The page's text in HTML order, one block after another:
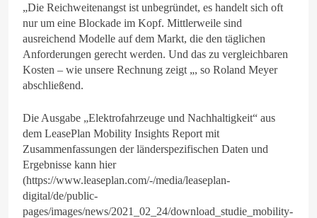
„Die Reichweitenangst ist unbegründet, es handelt sich oft
nur um eine Blockade im Kopf. Mittlerweile sind
ausreichend Modelle auf dem Markt, die den täglichen
Anforderungen gerecht werden. Und das zu vergleichbaren
Kosten – wie unsere Rechnung zeigt „, so Roland Meyer
abschließend.
Die Ausgabe „Elektrofahrzeuge und Nachhaltigkeit“ aus
dem LeasePlan Mobility Insights Report mit
Zusammenfassungen der länderspezifischen Daten und
Ergebnisse kann hier
(https://www.leaseplan.com/-/media/leaseplan-
digital/de/public-
pages/images/news/2021_02_24/download_studie_mobility-